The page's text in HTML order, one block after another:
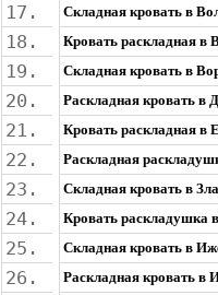
17. Складная кровать в
18. Кровать раскладная в
19. Складная кровать в
20. Раскладная кровать в
21. Кровать раскладная в
22. Раскладная
23. Складная кровать в
24. Кровать раскладушка
25. Складная кровать в
26. Раскладная кровать в